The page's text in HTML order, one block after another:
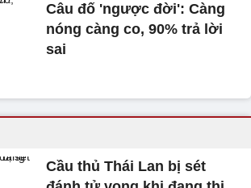
Câu đố 'ngược đời': Càng
nóng càng co, 90% trả lời
sai
Cầu thủ Thái Lan bị sét